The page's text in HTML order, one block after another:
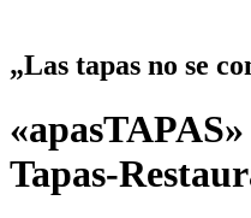
„Las tapas no se
Tapas-